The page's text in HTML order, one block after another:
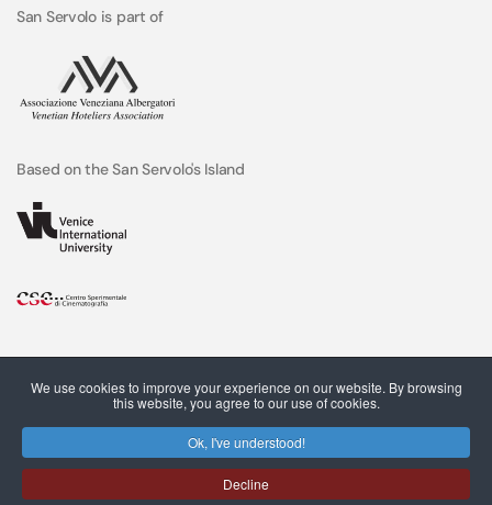
We use cookies to improve your experience on our website. By browsing
this website, you agree to our use of cookies.
Ok, I've understood!
Decline
San Servolo is part of
Based on the San Servolo's Island